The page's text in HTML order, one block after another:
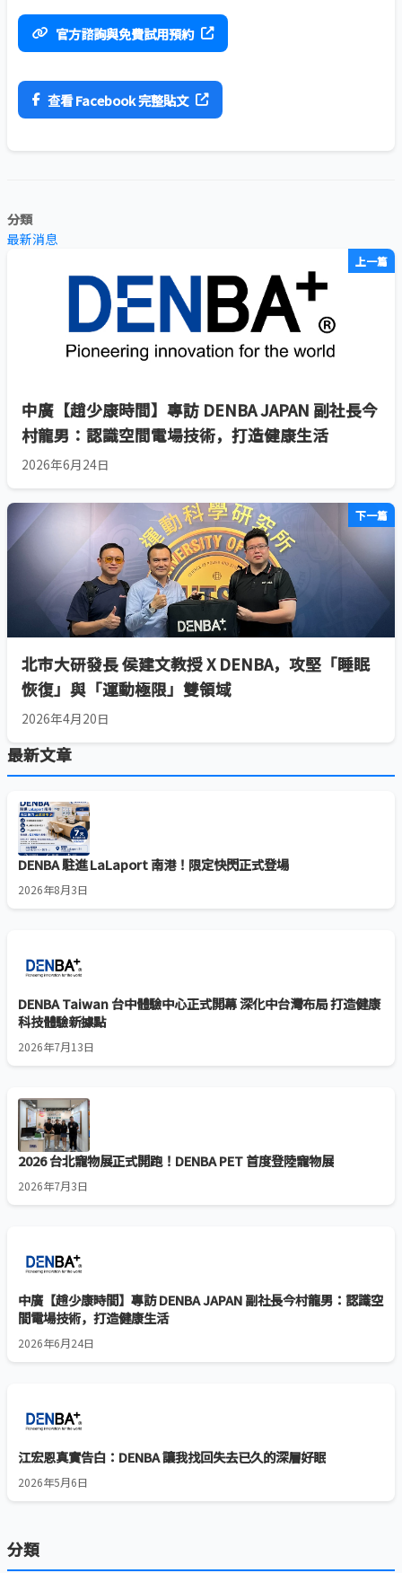
官方諮詢與免費試用預約
查看 Facebook 完整貼文
分類
最新消息
上一篇
中廣【趙少康時間】專訪 DENBA JAPAN 副社長今
村龍男：認識空間電場技術，打造健康生活
2026年6月24日
下一篇
北市大研發長 侯建文教授 X DENBA，攻堅「睡眠
恢復」與「運動極限」雙領域
2026年4月20日
最新文章
DENBA 駐進 LaLaport 南港！限定快閃正式登場
2026年8月3日
DENBA Taiwan 台中體驗中心正式開幕 深化中台灣布局 打造健康
科技體驗新據點
2026年7月13日
2026 台北寵物展正式開跑！DENBA PET 首度登陸寵物展
2026年7月3日
中廣【趙少康時間】專訪 DENBA JAPAN 副社長今村龍男：認識空
間電場技術，打造健康生活
2026年6月24日
江宏恩真實告白：DENBA 讓我找回失去已久的深層好眠
2026年5月6日
分類